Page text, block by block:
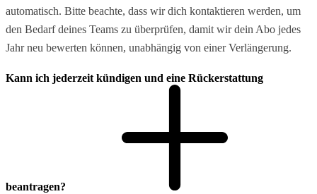
automatisch. Bitte beachte, dass wir dich kontaktieren werden, um
den Bedarf deines Teams zu überprüfen, damit wir dein Abo jedes
Jahr neu bewerten können, unabhängig von einer Verlängerung.
Kann ich jederzeit kündigen und eine Rückerstattung
beantragen?